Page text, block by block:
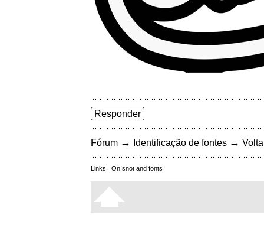
Responder
Fórum → Identificação de fontes →
Links: On snot and fonts